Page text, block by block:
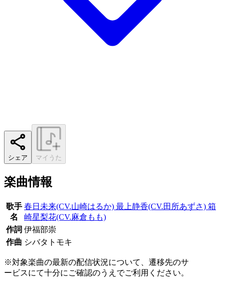
シェア マイうた
楽曲情報
歌手
名
春日未来(CV.山崎はるか) 最上静香(CV.田所あずさ) 箱
崎星梨花(CV.麻倉もも)
作詞 伊福部崇
作曲 シバタトモキ
※対象楽曲の最新の配信状況について、遷移先のサ
ービスにて十分にご確認のうえでご利用ください。